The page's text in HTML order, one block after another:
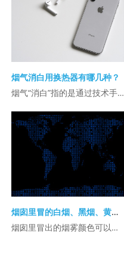
烟气消白用换热器有哪几种？
烟气“消白”指的是通过技术手段消除烟气排放中的白色烟羽，通常是由于烟气中含有大量 ...
烟囱里冒的白烟、黑烟、黄烟、彩烟等有什么区别？都有什么危害？
烟囱里冒出的烟雾颜色可以反映出排放物的成分和性质，每种颜色的烟雾通常代表了不同的 ...